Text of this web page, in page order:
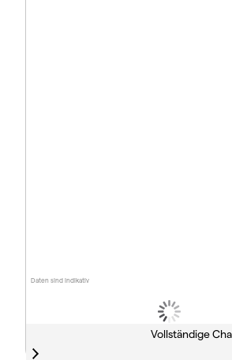
Daten sind indikativ
Vollständige